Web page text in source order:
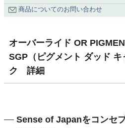
商品についてのお問い合わせ
オーバーライド OR
SGP（ピグメント ダッド
ク 詳細
Sense of Japanをコンセ